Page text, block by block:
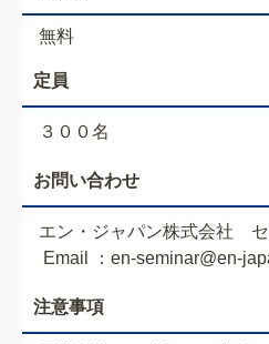
無料
定員
３００名
お問い合わせ
エン・ジャパン株式会社
Email ：en-seminar@en-
注意事項